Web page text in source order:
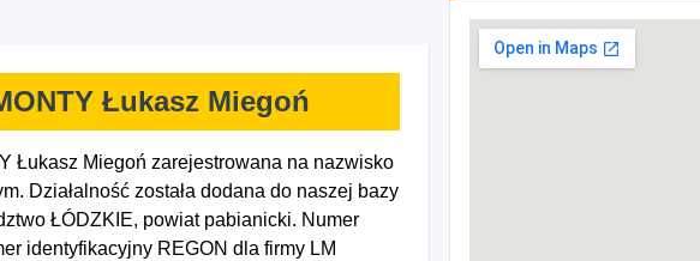
Łukasz Miegoń
Łukasz Miegoń zarejestrowana na nazwisko
Działalność została dodana do naszej bazy
ŁÓDZKIE, powiat pabianicki. Numer
identyfikacyjny REGON dla firmy LM